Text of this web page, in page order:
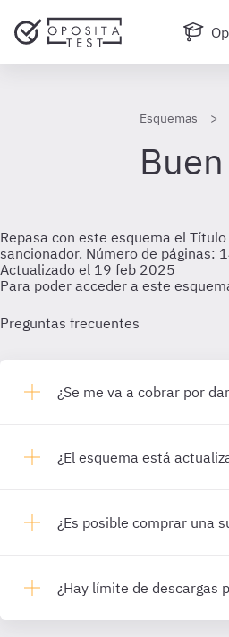
Esquemas
Repasa con este esquema el
sancionador. Número de páginas:
Actualizado el 19 feb 2025
Para poder acceder a este
Preguntas frecuentes
¿Se me va a cobrar por
¿El esquema está
¿Es posible comprar una
¿Hay límite de descargas